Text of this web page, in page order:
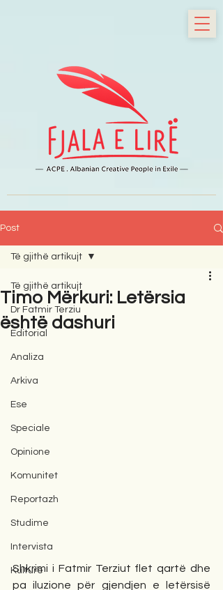
Post
Të gjithë artikujt
Dr Fatmir Terziu
Editorial
Analiza
Arkiva
Ese
Speciale
Opinione
Komunitet
Reportazh
Studime
Intervista
Kulturë
Të gjithë artikujt
Timo Mërkuri: Letërsia
është dashuri
Shkrimi i Fatmir Terziut flet qartë dhe
pa iluzione për gjendjen e letërsisë